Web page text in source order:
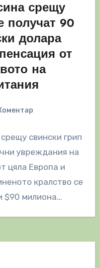
срещу
получат 90
долара
от
на
свински грип
увреждания на
цяла Европа и
кралство се
$90 милиона…